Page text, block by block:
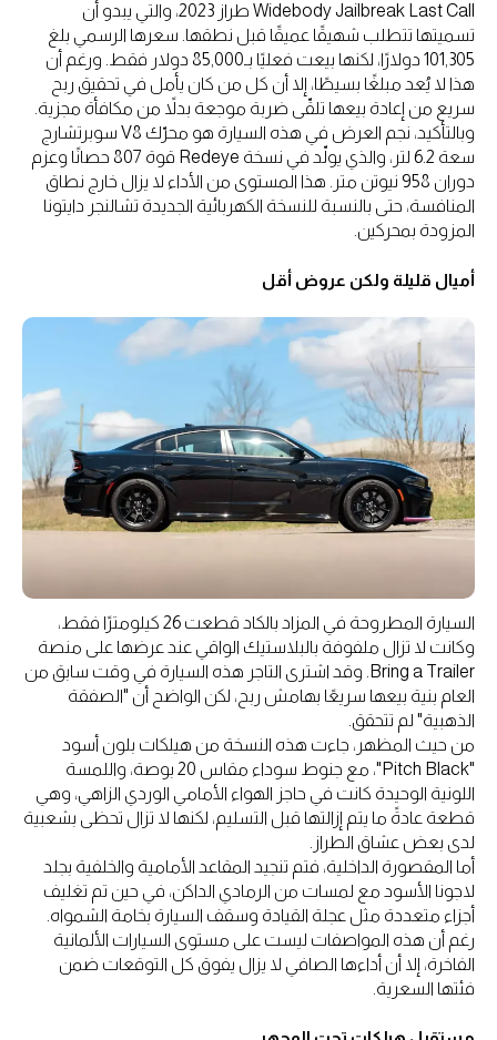
Widebody Jailbreak Last Call طراز 2023، والتي يبدو أن
تسميتها تتطلب شهيقًا عميقًا قبل نطقها. سعرها الرسمي بلغ
101,305 دولارًا، لكنها بيعت فعليًا بـ85,000 دولار فقط. ورغم أن
هذا لا يُعد مبلغًا بسيطًا، إلا أن كل من كان يأمل في تحقيق ربح
سريع من إعادة بيعها تلقّى ضربة موجعة بدلاً من مكافأة مجزية.
وبالتأكيد، نجم العرض في هذه السيارة هو محرّك V8 سوبرتشارج
سعة 6.2 لتر، والذي يولّد في نسخة Redeye قوة 807 حصانًا وعزم
دوران 958 نيوتن متر. هذا المستوى من الأداء لا يزال خارج نطاق
المنافسة، حتى بالنسبة للنسخة الكهربائية الجديدة تشالنجر دايتونا
المزودة بمحركين.
أميال قليلة ولكن عروض أقل
السيارة المطروحة في المزاد بالكاد قطعت 26 كيلومترًا فقط،
وكانت لا تزال ملفوفة بالبلاستيك الواقي عند عرضها على منصة
Bring a Trailer. وقد اشترى التاجر هذه السيارة في وقت سابق من
العام بنية بيعها سريعًا بهامش ربح، لكن الواضح أن "الصفقة
الذهبية" لم تتحقق.
من حيث المظهر، جاءت هذه النسخة من هيلكات بلون أسود
"Pitch Black"، مع جنوط سوداء مقاس 20 بوصة، واللمسة
اللونية الوحيدة كانت في حاجز الهواء الأمامي الوردي الزاهي، وهي
قطعة عادةً ما يتم إزالتها قبل التسليم، لكنها لا تزال تحظى بشعبية
لدى بعض عشاق الطراز.
أما المقصورة الداخلية، فتم تنجيد المقاعد الأمامية والخلفية بجلد
لاجونا الأسود مع لمسات من الرمادي الداكن، في حين تم تغليف
أجزاء متعددة مثل عجلة القيادة وسقف السيارة بخامة الشمواه.
رغم أن هذه المواصفات ليست على مستوى السيارات الألمانية
الفاخرة، إلا أن أداءها الصافي لا يزال يفوق كل التوقعات ضمن
فئتها السعرية.